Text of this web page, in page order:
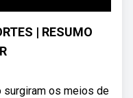
| RESUMO
surgiram os meios de